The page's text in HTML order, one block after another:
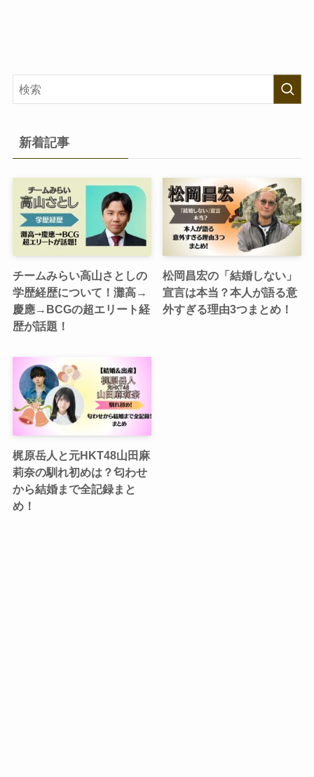
新着記事
チームみらい高山さとしの
学歴経歴について！灘高→
慶應→BCGの超エリート経
歴が話題！
松岡昌宏の「結婚しない」
宣言は本当？本人が語る意
外すぎる理由3つまとめ！
梶原岳人と元HKT48山田麻
莉奈の馴れ初めは？匂わせ
から結婚まで全記録まと
め！